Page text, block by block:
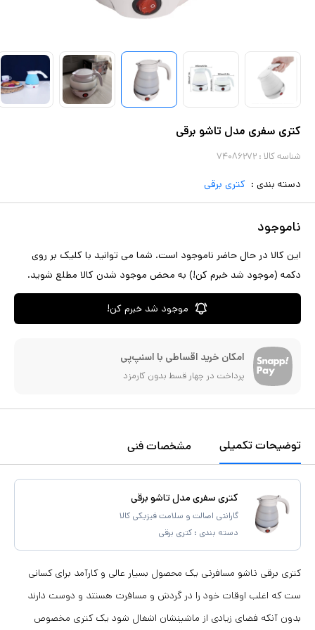
کتری سفری مدل تاشو برقی
شناسه کالا : ۷۴۰۸۶۲۷۲
دسته بندی : کتری برقی
ناموجود
این کالا در حال حاضر ناموجود است. شما می توانید با کلیک بر روی
دکمه (موجود شد خبرم کن!) به محض موجود شدن کالا مطلع شوید.
موجود شد خبرم کن!
امکان خرید اقساطی با اسنپ‌پی
پرداخت در چهار قسط بدون کارمزد
توضیحات تکمیلی مشخصات فنی
کتری سفری مدل تاشو برقی
گارانتی اصالت و سلامت فیزیکی کالا
دسته بندی : کتری برقی
کتری برقی تاشو مسافرتی یک محصول بسیار عالی و کارآمد برای کسانی
ست که اغلب اوقات خود را در گردش و مسافرت هستند و دوست دارند
بدون آنکه فضای زیادی از ماشینشان اشغال شود یک کتری مخصوص